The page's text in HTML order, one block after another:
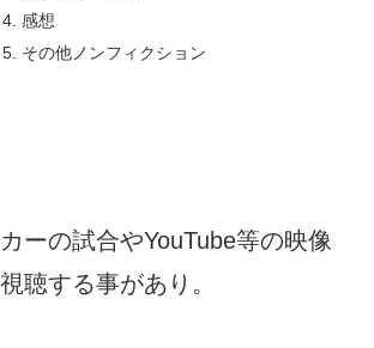
感想
その他ノンフィクション
ーの試合やYouTube等の映像
聴する事があり。